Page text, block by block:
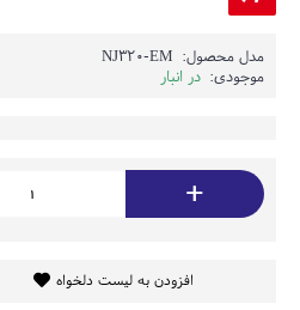
مدل محصول: NJ320-EM
موجودی: در انبار
+
افزودن به لیست دلخواه